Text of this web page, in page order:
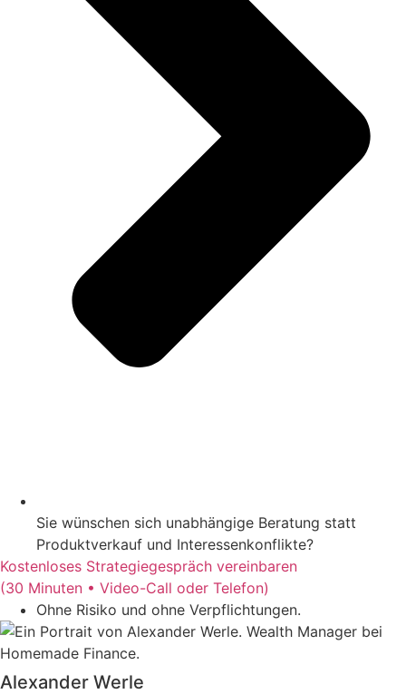
Sie wünschen sich unabhängige Beratung statt
Produktverkauf und Interessenkonflikte?
Kostenloses Strategiegespräch vereinbaren
(30 Minuten • Video-Call oder Telefon)
Ohne Risiko und ohne Verpflichtungen.
Alexander Werle